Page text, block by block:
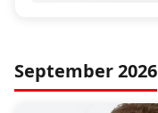
September 2026